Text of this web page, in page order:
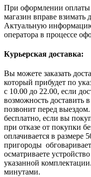
При оформлении
магазин вправе
Актуальную
оператора в процессе
Курьерская доставка:
Вы можете заказать
который прибудет по
с 10.00 до 22.00, если
возможность доставить
позвонит перед
бесплатно, если вы
при отказе от покупки
оплачивается в размере
пригороды
осматриваете
указанной
минутами.